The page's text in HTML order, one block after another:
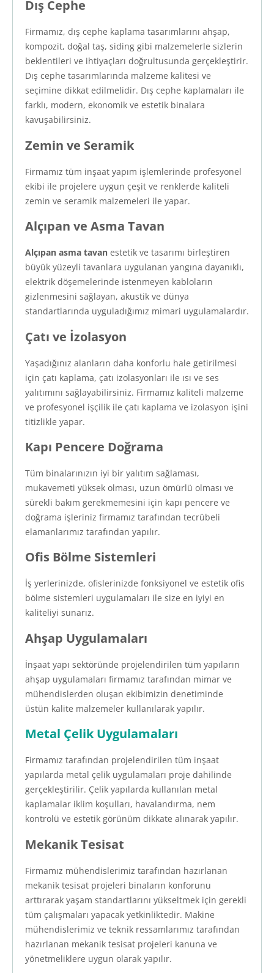
Dış Cephe
Firmamız, dış cephe kaplama tasarımlarını ahşap,
kompozit, doğal taş, siding gibi malzemelerle sizlerin
beklentileri ve ihtiyaçları doğrultusunda gerçekleştirir.
Dış cephe tasarımlarında malzeme kalitesi ve
seçimine dikkat edilmelidir. Dış cephe kaplamaları ile
farklı, modern, ekonomik ve estetik binalara
kavuşabilirsiniz.
Zemin ve Seramik
Firmamız tüm inşaat yapım işlemlerinde profesyonel
ekibi ile projelere uygun çeşit ve renklerde kaliteli
zemin ve seramik malzemeleri ile yapar.
Alçıpan ve Asma Tavan
Alçıpan asma tavan estetik ve tasarımı birleştiren
büyük yüzeyli tavanlara uygulanan yangına dayanıklı,
elektrik döşemelerinde istenmeyen kabloların
gizlenmesini sağlayan, akustik ve dünya
standartlarında uyguladığımız mimari uygulamalardır.
Çatı ve İzolasyon
Yaşadığınız alanların daha konforlu hale getirilmesi
için çatı kaplama, çatı izolasyonları ile ısı ve ses
yalıtımını sağlayabilirsiniz. Firmamız kaliteli malzeme
ve profesyonel işçilik ile çatı kaplama ve izolasyon işini
titizlikle yapar.
Kapı Pencere Doğrama
Tüm binalarınızın iyi bir yalıtım sağlaması,
mukavemeti yüksek olması, uzun ömürlü olması ve
sürekli bakım gerekmemesini için kapı pencere ve
doğrama işleriniz firmamız tarafından tecrübeli
elamanlarımız tarafından yapılır.
Ofis Bölme Sistemleri
İş yerlerinizde, ofislerinizde fonksiyonel ve estetik ofis
bölme sistemleri uygulamaları ile size en iyiyi en
kaliteliyi sunarız.
Ahşap Uygulamaları
İnşaat yapı sektöründe projelendirilen tüm yapıların
ahşap uygulamaları firmamız tarafından mimar ve
mühendislerden oluşan ekibimizin denetiminde
üstün kalite malzemeler kullanılarak yapılır.
Metal Çelik Uygulamaları
Firmamız tarafından projelendirilen tüm inşaat
yapılarda metal çelik uygulamaları proje dahilinde
gerçekleştirilir. Çelik yapılarda kullanılan metal
kaplamalar iklim koşulları, havalandırma, nem
kontrolü ve estetik görünüm dikkate alınarak yapılır.
Mekanik Tesisat
Firmamız mühendislerimiz tarafından hazırlanan
mekanik tesisat projeleri binaların konforunu
arttırarak yaşam standartlarını yükseltmek için gerekli
tüm çalışmaları yapacak yetkinliktedir. Makine
mühendislerimiz ve teknik ressamlarımız tarafından
hazırlanan mekanik tesisat projeleri kanuna ve
yönetmeliklere uygun olarak yapılır.